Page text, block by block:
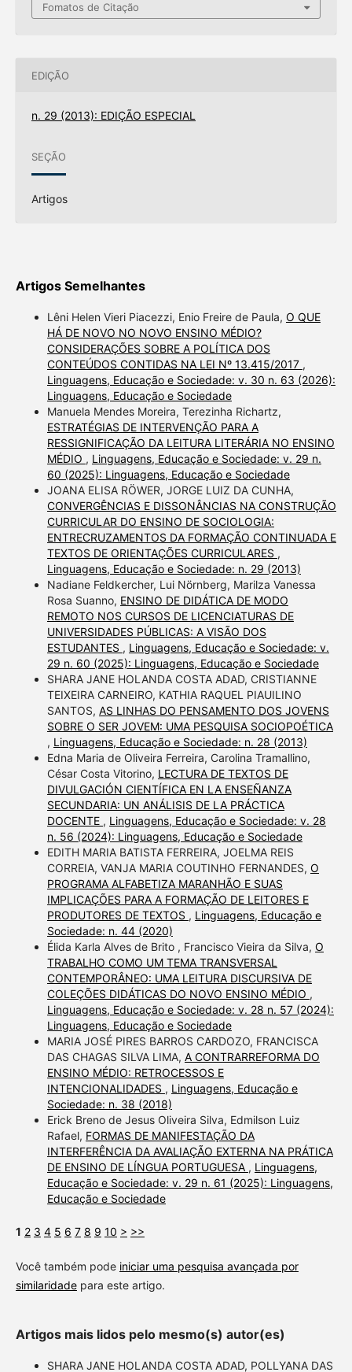
Fomatos de Citação
EDIÇÃO
n. 29 (2013): EDIÇÃO ESPECIAL
SEÇÃO
Artigos
Artigos Semelhantes
Lêni Helen Vieri Piacezzi, Enio Freire de Paula, O QUE
HÁ DE NOVO NO NOVO ENSINO MÉDIO?
CONSIDERAÇÕES SOBRE A POLÍTICA DOS
CONTEÚDOS CONTIDAS NA LEI Nº 13.415/2017 ,
Linguagens, Educação e Sociedade: v. 30 n. 63 (2026):
Linguagens, Educação e Sociedade
Manuela Mendes Moreira, Terezinha Richartz,
ESTRATÉGIAS DE INTERVENÇÃO PARA A
RESSIGNIFICAÇÃO DA LEITURA LITERÁRIA NO ENSINO
MÉDIO , Linguagens, Educação e Sociedade: v. 29 n.
60 (2025): Linguagens, Educação e Sociedade
JOANA ELISA RÖWER, JORGE LUIZ DA CUNHA,
CONVERGÊNCIAS E DISSONÂNCIAS NA CONSTRUÇÃO
CURRICULAR DO ENSINO DE SOCIOLOGIA:
ENTRECRUZAMENTOS DA FORMAÇÃO CONTINUADA E
TEXTOS DE ORIENTAÇÕES CURRICULARES ,
Linguagens, Educação e Sociedade: n. 29 (2013)
Nadiane Feldkercher, Lui Nörnberg, Marilza Vanessa
Rosa Suanno, ENSINO DE DIDÁTICA DE MODO
REMOTO NOS CURSOS DE LICENCIATURAS DE
UNIVERSIDADES PÚBLICAS: A VISÃO DOS
ESTUDANTES , Linguagens, Educação e Sociedade: v.
29 n. 60 (2025): Linguagens, Educação e Sociedade
SHARA JANE HOLANDA COSTA ADAD, CRISTIANNE
TEIXEIRA CARNEIRO, KATHIA RAQUEL PIAUILINO
SANTOS, AS LINHAS DO PENSAMENTO DOS JOVENS
SOBRE O SER JOVEM: UMA PESQUISA SOCIOPOÉTICA
, Linguagens, Educação e Sociedade: n. 28 (2013)
Edna Maria de Oliveira Ferreira, Carolina Tramallino,
César Costa Vitorino, LECTURA DE TEXTOS DE
DIVULGACIÓN CIENTÍFICA EN LA ENSEÑANZA
SECUNDARIA: UN ANÁLISIS DE LA PRÁCTICA
DOCENTE , Linguagens, Educação e Sociedade: v. 28
n. 56 (2024): Linguagens, Educação e Sociedade
EDITH MARIA BATISTA FERREIRA, JOELMA REIS
CORREIA, VANJA MARIA COUTINHO FERNANDES, O
PROGRAMA ALFABETIZA MARANHÃO E SUAS
IMPLICAÇÕES PARA A FORMAÇÃO DE LEITORES E
PRODUTORES DE TEXTOS , Linguagens, Educação e
Sociedade: n. 44 (2020)
Élida Karla Alves de Brito , Francisco Vieira da Silva, O
TRABALHO COMO UM TEMA TRANSVERSAL
CONTEMPORÂNEO: UMA LEITURA DISCURSIVA DE
COLEÇÕES DIDÁTICAS DO NOVO ENSINO MÉDIO ,
Linguagens, Educação e Sociedade: v. 28 n. 57 (2024):
Linguagens, Educação e Sociedade
MARIA JOSÉ PIRES BARROS CARDOZO, FRANCISCA
DAS CHAGAS SILVA LIMA, A CONTRARREFORMA DO
ENSINO MÉDIO: RETROCESSOS E
INTENCIONALIDADES , Linguagens, Educação e
Sociedade: n. 38 (2018)
Erick Breno de Jesus Oliveira Silva, Edmilson Luiz
Rafael, FORMAS DE MANIFESTAÇÃO DA
INTERFERÊNCIA DA AVALIAÇÃO EXTERNA NA PRÁTICA
DE ENSINO DE LÍNGUA PORTUGUESA , Linguagens,
Educação e Sociedade: v. 29 n. 61 (2025): Linguagens,
Educação e Sociedade
1 2 3 4 5 6 7 8 9 10 > >>
Você também pode iniciar uma pesquisa avançada por
similaridadepara este artigo.
Artigos mais lidos pelo mesmo(s) autor(es)
SHARA JANE HOLANDA COSTA ADAD, POLLYANA DAS